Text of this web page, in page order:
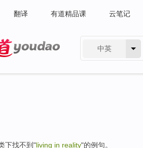
翻译 有道精品课 云笔记
中英
下找不到"living in reality"的例句。